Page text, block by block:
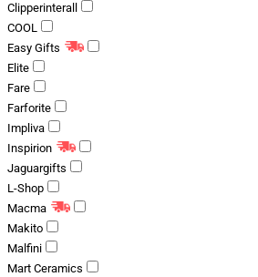
Clipperinterall
COOL
Easy Gifts
Elite
Fare
Farforite
Impliva
Inspirion
Jaguargifts
L-Shop
Macma
Makito
Malfini
Mart Ceramics